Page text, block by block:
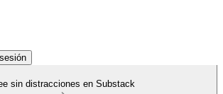
sin distracciones en Substack